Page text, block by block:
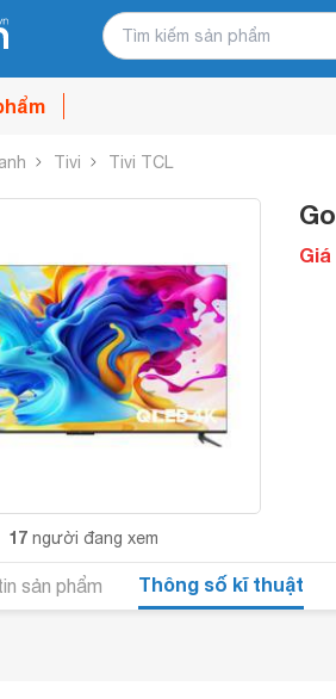
Tivi Tivi TCL
17 người đang xem
Giá
sản phẩm Thông số kĩ thuật